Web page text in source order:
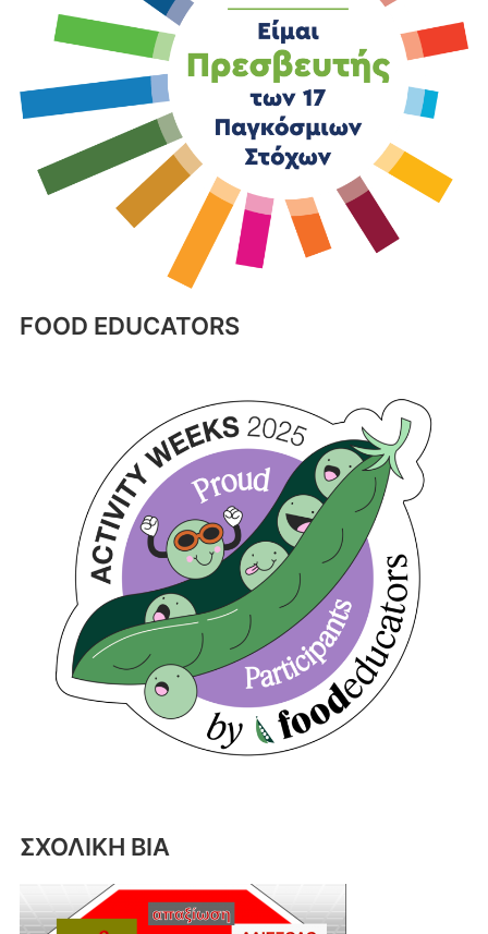
FOOD EDUCATORS
ΣΧΟΛΙΚΗ ΒΙΑ